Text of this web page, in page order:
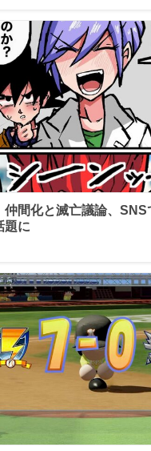
仲間化と滅亡議論、
題に